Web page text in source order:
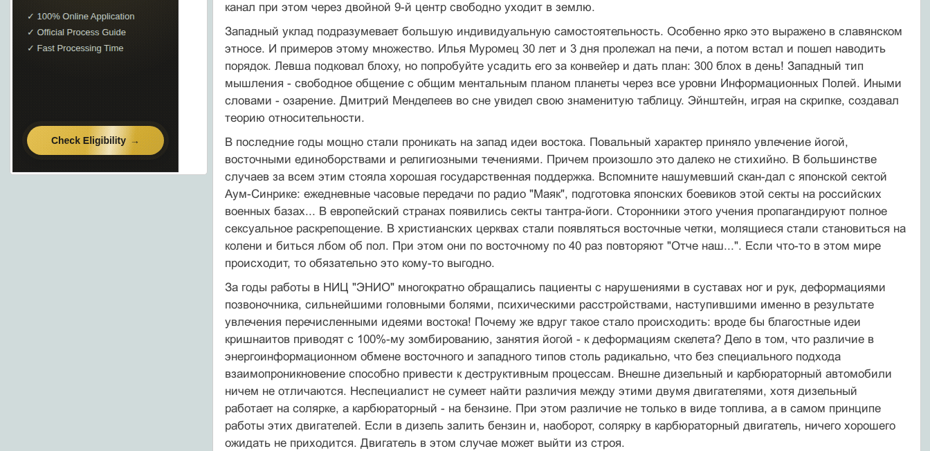
канал при этом через двойной 9-й центр свободно уходит в землю.
Западный уклад подразумевает большую индивидуальную самостоятельность. Особенно ярко это выражено в славянском
этносе. И примеров этому множество. Илья Муромец 30 лет и 3 дня пролежал на печи, а потом встал и пошел наводить
порядок. Левша подковал блоху, но попробуйте усадить его за конвейер и дать план: 300 блох в день! Западный тип
мышления - свободное общение с общим ментальным планом планеты через все уровни Информационных Полей. Иными
словами - озарение. Дмитрий Менделеев во сне увидел свою знаменитую таблицу. Эйнштейн, играя на скрипке, создавал
теорию относительности.
В последние годы мощно стали проникать на запад идеи востока. Повальный характер приняло увлечение йогой,
восточными единоборствами и религиозными течениями. Причем произошло это далеко не стихийно. В большинстве
случаев за всем этим стояла хорошая государственная поддержка. Вспомните нашумевший скан-дал с японской сектой
Аум-Синрике: ежедневные часовые передачи по радио "Маяк", подготовка японских боевиков этой секты на российских
военных базах... В европейский странах появились секты тантра-йоги. Сторонники этого учения пропагандируют полное
сексуальное раскрепощение. В христианских церквах стали появляться восточные четки, молящиеся стали становиться на
колени и биться лбом об пол. При этом они по восточному по 40 раз повторяют "Отче наш...". Если что-то в этом мире
происходит, то обязательно это кому-то выгодно.
За годы работы в НИЦ "ЭНИО" многократно обращались пациенты с нарушениями в суставах ног и рук, деформациями
позвоночника, сильнейшими головными болями, психическими расстройствами, наступившими именно в результате
увлечения перечисленными идеями востока! Почему же вдруг такое стало происходить: вроде бы благостные идеи
кришнаитов приводят с 100%-му зомбированию, занятия йогой - к деформациям скелета? Дело в том, что различие в
энергоинформационном обмене восточного и западного типов столь радикально, что без специального подхода
взаимопроникновение способно привести к деструктивным процессам. Внешне дизельный и карбюраторный автомобили
ничем не отличаются. Неспециалист не сумеет найти различия между этими двумя двигателями, хотя дизельный
работает на солярке, а карбюраторный - на бензине. При этом различие не только в виде топлива, а в самом принципе
работы этих двигателей. Если в дизель залить бензин и, наоборот, солярку в карбюраторный двигатель, ничего хорошего
ожидать не приходится. Двигатель в этом случае может выйти из строя.